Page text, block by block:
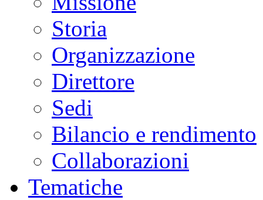
Storia
Organizzazione
Direttore
Sedi
Bilancio e rendimento
Collaborazioni
Tematiche